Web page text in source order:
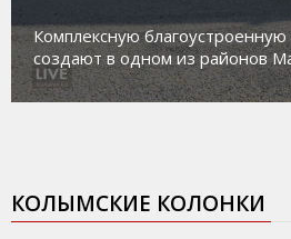
Магадан присоединился к
работе с
социального риска
КОЛЫМСКИЕ КОЛОНКИ